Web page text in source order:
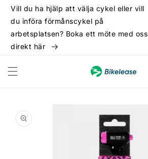
vidare
innehåll
Vill du ha hjälp att välja cykel eller vill
du införa förmånscykel på
arbetsplatsen? Boka ett möte med oss
direkt här
vidare till